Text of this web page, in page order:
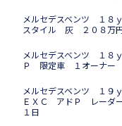
メルセデスベンツ １
スタイル 灰 ２０８万
メルセデスベンツ １
Ｐ 限定車 １オーナー
メルセデスベンツ １
ＥＸＣ アドＰ レーダ
１日